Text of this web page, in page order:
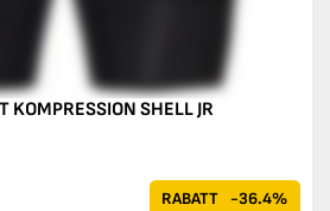
KOMPRESSION SHELL JR
RABATT -36.4%